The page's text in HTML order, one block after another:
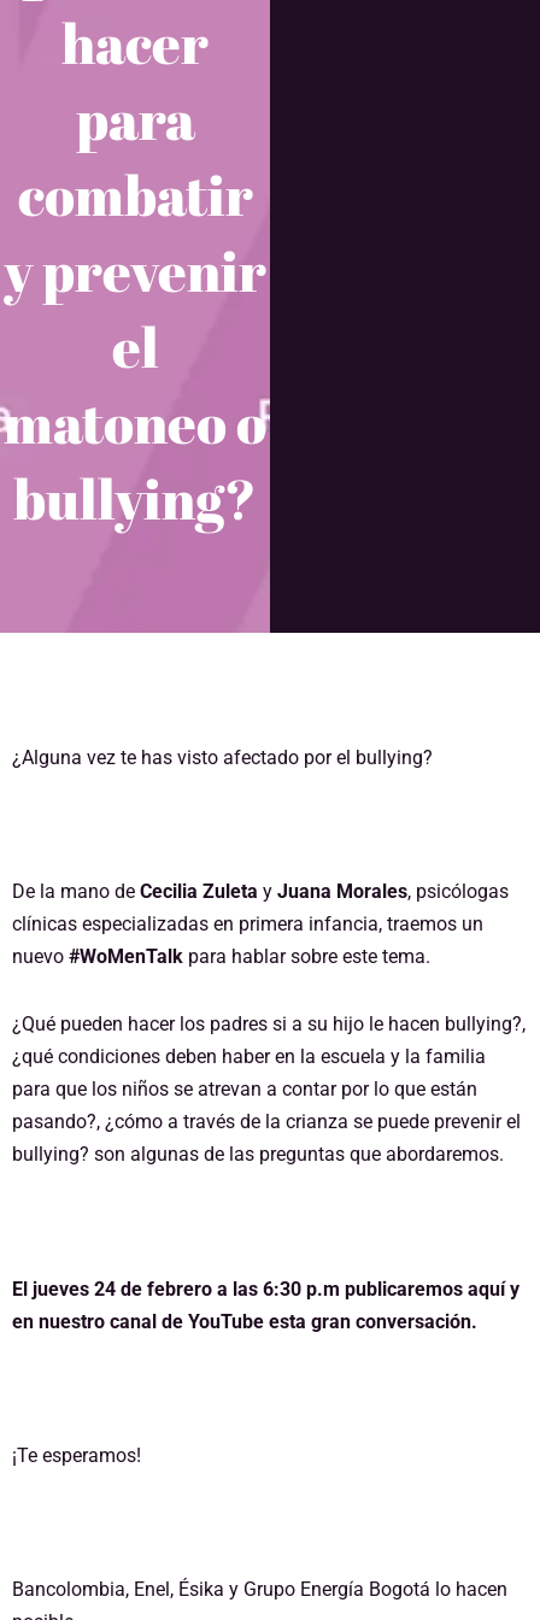
hacer
para
combatir
y prevenir
el
matoneo o
bullying?
¿Alguna vez te has visto afectado por el bullying?
De la mano de Cecilia Zuleta y Juana Morales, psicólogas
clínicas especializadas en primera infancia, traemos un
nuevo #WoMenTalk para hablar sobre este tema.
¿Qué pueden hacer los padres si a su hijo le hacen bullying?,
¿qué condiciones deben haber en la escuela y la familia
para que los niños se atrevan a contar por lo que están
pasando?, ¿cómo a través de la crianza se puede prevenir el
bullying? son algunas de las preguntas que abordaremos.
El jueves 24 de febrero a las 6:30 p.m publicaremos aquí y
en nuestro canal de YouTube esta gran conversación.
¡Te esperamos!
Bancolombia, Enel, Ésika y Grupo Energía Bogotá lo hacen